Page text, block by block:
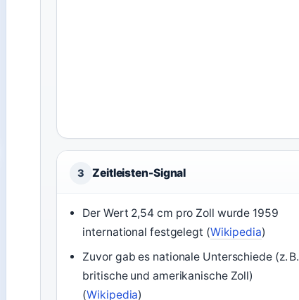
3 Zeitleisten-Signal
Der Wert 2,54 cm pro Zoll wurde 1959
international festgelegt (Wikipedia)
Zuvor gab es nationale Unterschiede (z. B.
britische und amerikanische Zoll)
(Wikipedia)